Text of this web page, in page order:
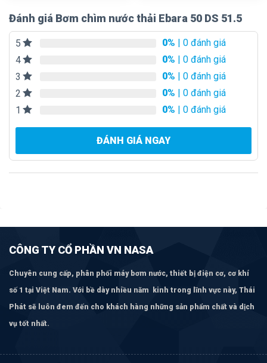
Đánh giá Bơm chìm nước thải Ebara 50 DS 51.5
5 0% | 0 đánh giá
4
0% | 0 đánh giá
3
0% | 0 đánh giá
2
0% | 0 đánh giá
1
0% | 0 đánh giá
ĐÁNH GIÁ NGAY
CÔNG TY CỔ PHẦN VN NASA
Chuyên cung cấp, phân phối máy bơm nước, thiết bị điện cơ, cơ khí
số 1 tại Việt Nam. Với bề dày nhiều năm kinh trong lĩnh vực này, Thái
Phát sẽ luôn đem đến cho khách hàng những sản phẩm chất và dịch
vụ tốt nhất.